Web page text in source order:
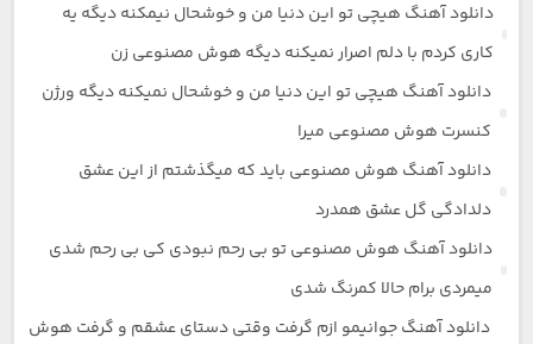
دانلود آهنگ هیچی تو این دنیا من و خوشحال نیمکنه دیگه یه
کاری کردم با دلم اصرار نمیکنه دیگه هوش مصنوعی زن
دانلود آهنگ هیچی تو این دنیا من و خوشحال نمیکنه دیگه ورژن
کنسرت هوش مصنوعی میرا
دانلود آهنگ هوش مصنوعی باید که میگذشتم از این عشق
دلدادگی گل عشق همدرد
دانلود آهنگ هوش مصنوعی تو بی رحم نبودی کی بی رحم شدی
میمردی برام حالا کمرنگ شدی
دانلود آهنگ جوانیمو ازم گرفت وقتی دستای عشقم و گرفت هوش